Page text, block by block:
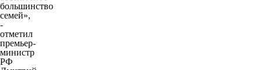
большинство
семей»,
-
отметил
премьер-
министр
РФ